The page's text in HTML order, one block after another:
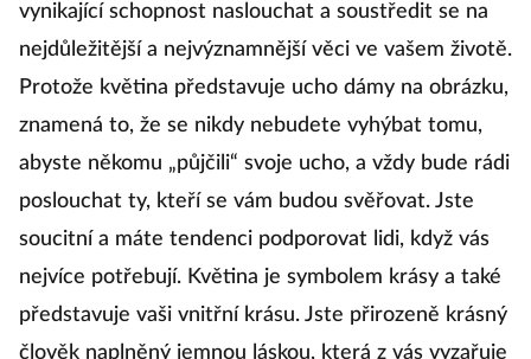
vynikající schopnost naslouchat a soustředit se na
nejdůležitější a nejvýznamnější věci ve vašem životě.
Protože květina představuje ucho dámy na obrázku,
znamená to, že se nikdy nebudete vyhýbat tomu,
abyste někomu „půjčili“ svoje ucho, a vždy bude rádi
poslouchat ty, kteří se vám budou svěřovat. Jste
soucitní a máte tendenci podporovat lidi, když vás
nejvíce potřebují. Květina je symbolem krásy a také
představuje vaši vnitřní krásu. Jste přirozeně krásný
člověk naplněný jemnou láskou, která z vás vyzařuje